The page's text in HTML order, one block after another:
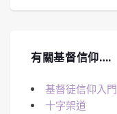
有關基督信仰….
基督徒信仰入門
十字架道